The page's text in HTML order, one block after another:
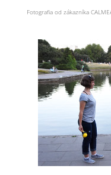
Fotografia od zákazníka